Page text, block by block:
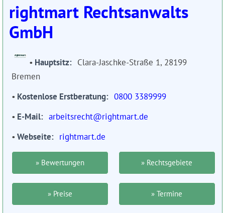
rightmart Rechtsanwalts
GmbH
Hauptsitz
Clara-Jaschke-Straße 1, 28199
Bremen
Kostenlose Erstberatung
0800 3389999
E-Mail
arbeitsrecht@rightmart.de
Webseite
rightmart.de
» Bewertungen » Rechtsgebiete
» Preise » Termine